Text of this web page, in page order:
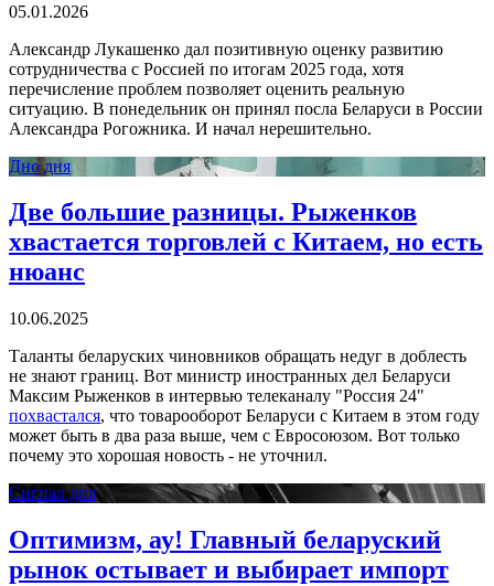
05.01.2026
Александр Лукашенко дал позитивную оценку развитию
сотрудничества с Россией по итогам 2025 года, хотя
перечисление проблем позволяет оценить реальную
ситуацию. В понедельник он принял посла Беларуси в России
Александра Рогожника. И начал нерешительно.
Дно дня
Две большие разницы. Рыженков
хвастается торговлей с Китаем, но есть
нюанс
10.06.2025
Таланты беларуских чиновников обращать недуг в доблесть
не знают границ. Вот министр иностранных дел Беларуси
Максим Рыженков в интервью телеканалу "Россия 24"
похвастался, что товарооборот Беларуси с Китаем в этом году
может быть в два раза выше, чем с Евросоюзом. Вот только
почему это хорошая новость - не уточнил.
Сигнал дня
Оптимизм, ау! Главный беларуский
рынок остывает и выбирает импорт